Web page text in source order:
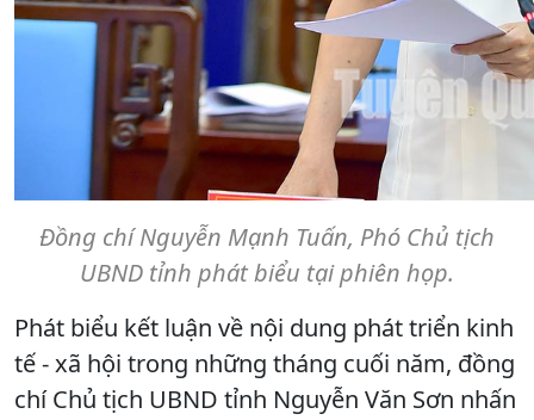
Đồng chí Nguyễn Mạnh Tuấn, Phó Chủ tịch
UBND tỉnh phát biểu tại phiên họp.
Phát biểu kết luận về nội dung phát triển kinh
tế - xã hội trong những tháng cuối năm, đồng
chí Chủ tịch UBND tỉnh Nguyễn Văn Sơn nhấn